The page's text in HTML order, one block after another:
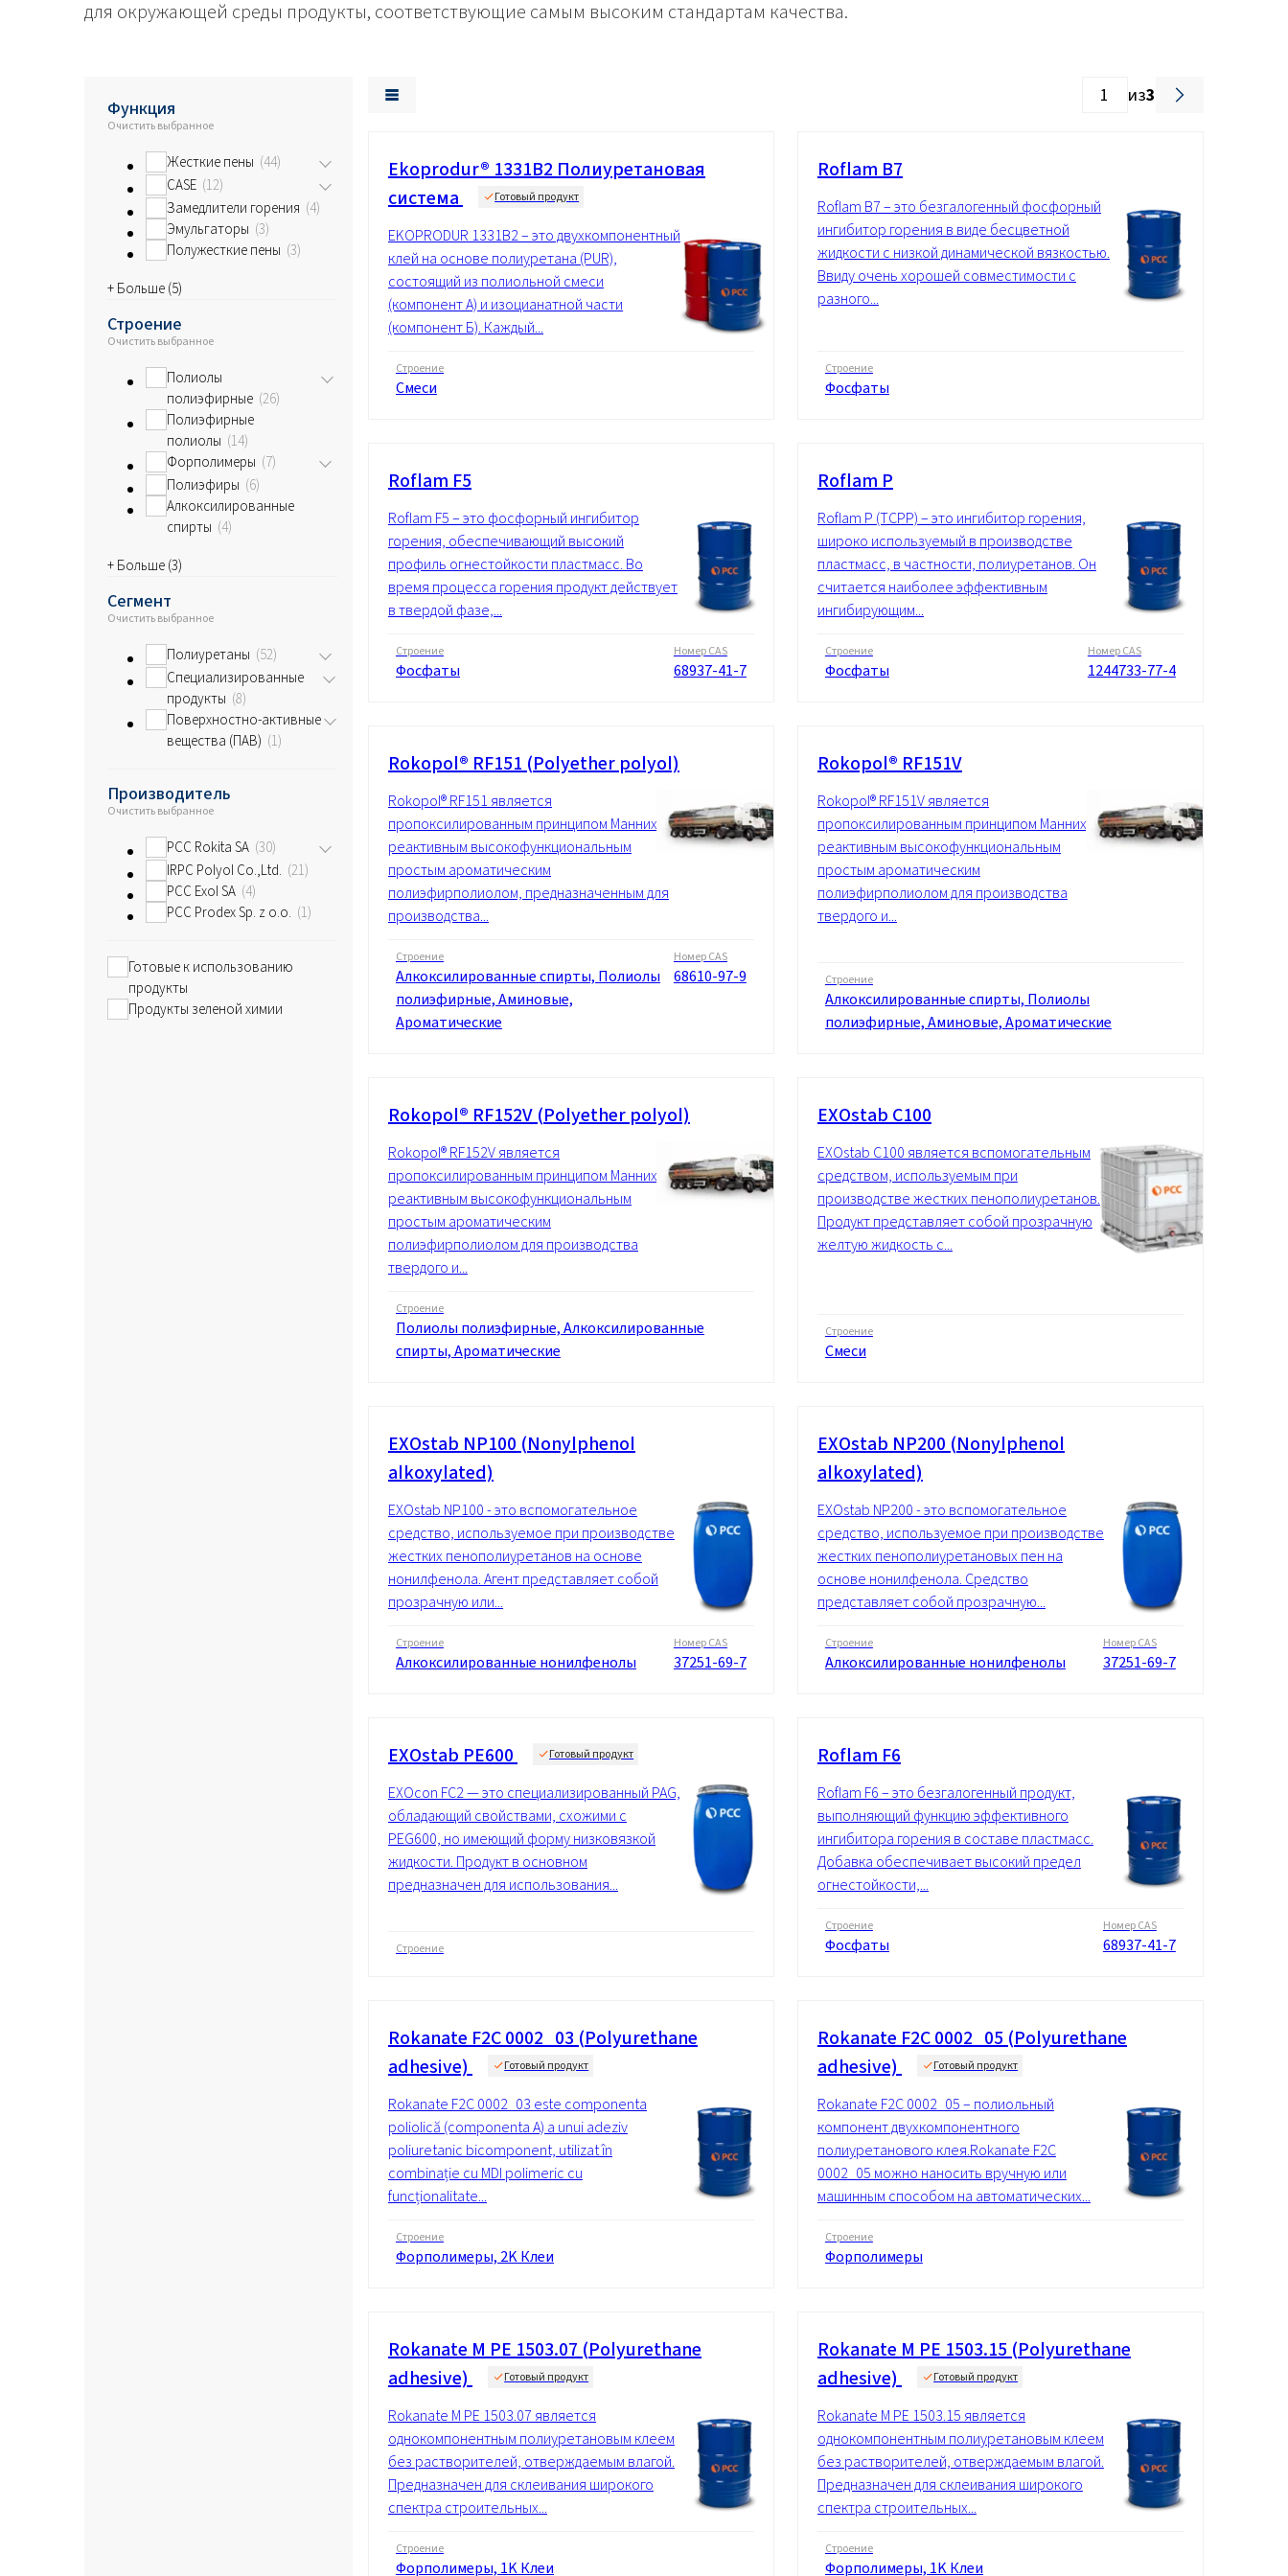
Энергетика и ресурсы
для окружающей среды продукты, соответствующие самым высоким стандартам качества.
Функция
Очистить выбранное
Жесткие пены 44
CASE 12
Замедлители горения 4
Эмульгаторы 3
Полужесткие пены 3
+ Больше (5)
Строение
Очистить выбранное
Полиолы
полиэфирные 26
Полиэфирные
полиолы 14
Форполимеры 7
Полиэфиры 6
Алкоксилированные
спирты 4
+ Больше (3)
Сегмент
Очистить выбранное
Полиуретаны 52
Специализированные
продукты 8
Поверхностно-активные
вещества (ПАВ) 1
Производитель
Очистить выбранное
PCC Rokita SA 30
IRPC Polyol Co.,Ltd. 21
PCC Exol SA 4
PCC Prodex Sp. z o.o. 1
Готовые к использованию
продукты
Продукты зеленой химии
из3
Ekoprodur® 1331B2 Полиуретановая
система
Готовый продукт
EKOPRODUR 1331B2 – это двухкомпонентный
клей на основе полиуретана (PUR),
состоящий из полиольной смеси
(компонент А) и изоцианатной части
(компонент Б). Каждый...
Строение
Смеси
Roflam B7
Roflam B7 – это безгалогенный фосфорный
ингибитор горения в виде бесцветной
жидкости с низкой динамической вязкостью.
Ввиду очень хорошей совместимости с
разного...
Строение
Фосфаты
Roflam F5
Roflam F5 – это фосфорный ингибитор
горения, обеспечивающий высокий
профиль огнестойкости пластмасс. Во
время процесса горения продукт действует
в твердой фазе,...
Строение
Фосфаты
Номер CAS
68937-41-7
Roflam P
Roflam P (TCPP) – это ингибитор горения,
широко используемый в производстве
пластмасс, в частности, полиуретанов. Он
считается наиболее эффективным
ингибирующим...
Строение
Фосфаты
Номер CAS
1244733-77-4
Rokopol® RF151 (Polyether polyol)
Rokopol® RF151 является
пропоксилированным принципом Манниха,
реактивным высокофункциональным
простым ароматическим
полиэфирполиолом, предназначенным для
производства...
Строение
Алкоксилированные спирты, Полиолы
полиэфирные, Аминовые,
Ароматические
Номер CAS
68610-97-9
Rokopol® RF151V
Rokopol® RF151V является
пропоксилированным принципом Манниха,
реактивным высокофункциональным
простым ароматическим
полиэфирполиолом для производства
твердого и...
Строение
Алкоксилированные спирты, Полиолы
полиэфирные, Аминовые, Ароматические
Rokopol® RF152V (Polyether polyol)
Rokopol® RF152V является
пропоксилированным принципом Манниха,
реактивным высокофункциональным
простым ароматическим
полиэфирполиолом для производства
твердого и...
Строение
Полиолы полиэфирные, Алкоксилированные
спирты, Ароматические
EXOstab C100
EXOstab C100 является вспомогательным
средством, используемым при
производстве жестких пенополиуретанов.
Продукт представляет собой прозрачную
желтую жидкость с...
Строение
Смеси
EXOstab NP100 (Nonylphenol
alkoxylated)
EXOstab NP100 - это вспомогательное
средство, используемое при производстве
жестких пенополиуретанов на основе
нонилфенола. Агент представляет собой
прозрачную или...
Строение
Алкоксилированные нонилфенолы
Номер CAS
37251-69-7
EXOstab NP200 (Nonylphenol
alkoxylated)
EXOstab NP200 - это вспомогательное
средство, используемое при производстве
жестких пенополиуретановых пен на
основе нонилфенола. Средство
представляет собой прозрачную...
Строение
Алкоксилированные нонилфенолы
Номер CAS
37251-69-7
EXOstab PE600 Готовый продукт
EXOcon FC2 — это специализированный PAG,
обладающий свойствами, схожими с
PEG600, но имеющий форму низковязкой
жидкости. Продукт в основном
предназначен для использования...
Строение
Roflam F6
Roflam F6 – это безгалогенный продукт,
выполняющий функцию эффективного
ингибитора горения в составе пластмасс.
Добавка обеспечивает высокий предел
огнестойкости,...
Строение
Фосфаты
Номер CAS
68937-41-7
Rokanate F2C 0002_03 (Polyurethane
adhesive)
Готовый продукт
Rokanate F2C 0002_03 este componenta
poliolică (componenta A) a unui adeziv
poliuretanic bicomponent, utilizat în
combinație cu MDI polimeric cu
funcționalitate...
Строение
Форполимеры, 2K Клеи
Rokanate F2C 0002_05 (Polyurethane
adhesive)
Готовый продукт
Rokanate F2C 0002_05 – полиольный
компонент двухкомпонентного
полиуретанового клея.Rokanate F2C
0002_05 можно наносить вручную или
машинным способом на автоматических...
Строение
Форполимеры
Rokanate M PE 1503.07 (Polyurethane
adhesive)
Готовый продукт
Rokanate M PE 1503.07 является
однокомпонентным полиуретановым клеем
без растворителей, отверждаемым влагой.
Предназначен для склеивания широкого
спектра строительных...
Строение
Форполимеры, 1K Клеи
Rokanate M PE 1503.15 (Polyurethane
adhesive)
Готовый продукт
Rokanate M PE 1503.15 является
однокомпонентным полиуретановым клеем
без растворителей, отверждаемым влагой.
Предназначен для склеивания широкого
спектра строительных...
Строение
Форполимеры, 1K Клеи